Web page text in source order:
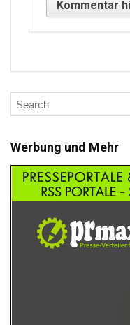
Werbung und Mehr